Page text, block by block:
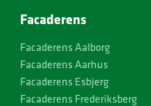
Facaderens
Facaderens Aalborg
Facaderens Aarhus
Facaderens Esbjerg
Facaderens Frederiksberg